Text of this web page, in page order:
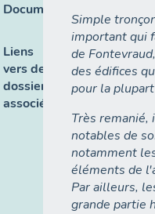
Documentation
Liens
vers des
dossiers
associés
Simple
important qui
de
des édifices
pour la
Très
notables de
notamment
éléments de
Par ailleurs,
grande partie